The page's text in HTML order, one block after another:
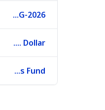
United States Treasury Bills 0.0% 27-AUG-2026
U.S. Dollar
First American Funds Inc X Government Obligations Fund